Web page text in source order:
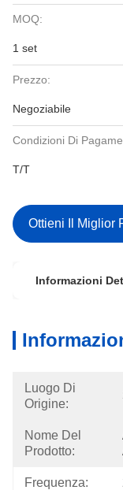
MOQ:
1 set
Prezzo:
Negoziabile
Condizioni Di
T/T
Ottieni Il Miglior
Informazioni
Luogo Di
Origine:
Nome Del
Prodotto:
Frequenza: